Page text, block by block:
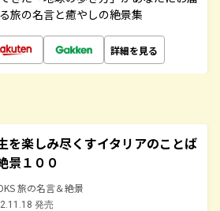
旅の名言と癒やしの絶景集
詳細を見る
を楽しみ尽くすイタリアのことば
景１００
旅の名言＆絶景
発売